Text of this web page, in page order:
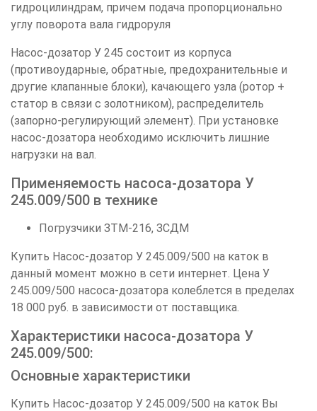
гидроцилиндрам, причем подача пропорционально
углу поворота вала гидроруля
Насос-дозатор У 245 состоит из корпуса
(противоударные, обратные, предохранительные и
другие клапанные блоки), качающего узла (ротор +
статор в связи с золотником), распределитель
(запорно-регулирующий элемент). При установке
насос-дозатора необходимо исключить лишние
нагрузки на вал.
Применяемость насоса-дозатора У
245.009/500 в технике
Погрузчики ЗТМ-216, ЗСДМ
Купить Насос-дозатор У 245.009/500 на каток в
данный момент можно в сети интернет. Цена У
245.009/500 насоса-дозатора колеблется в пределах
18 000 руб. в зависимости от поставщика.
Характеристики насоса-дозатора У
245.009/500:
Основные характеристики
Купить Насос-дозатор У 245.009/500 на каток Вы